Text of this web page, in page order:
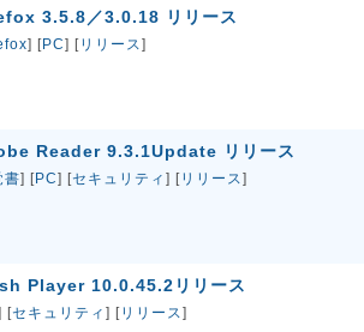
3.5.8／3.0.18 リリース
] [PC] [リリース]
Reader 9.3.1Update リリース
書] [PC] [セキュリティ ] [リリース]
Player 10.0.45.2リリース
[セキュリティ ] [リリース]